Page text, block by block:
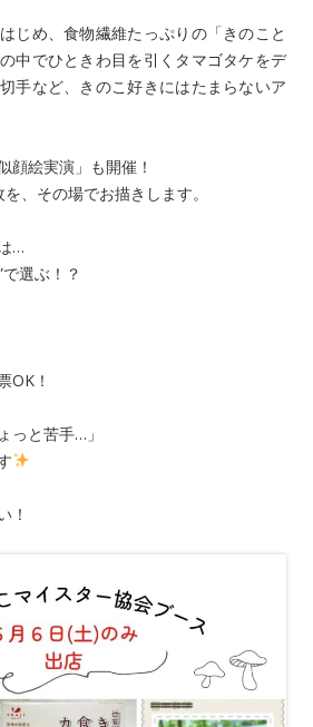
じめ、食物繊維たっぷりの「きのこと
中でひときわ目を引くタマゴタケをデ
手など、きのこ好きにはたまらないア
顔絵実演」も開催！
、その場でお描きします。
…
選ぶ！？
OK！
っと苦手…」
！